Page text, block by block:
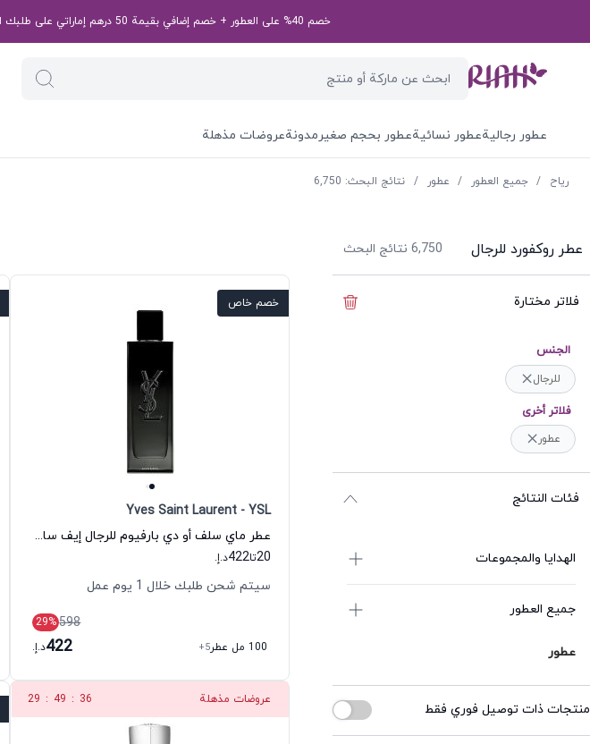
خصم 40% على العطور + خصم إضافي بقيمة 50 درهم إماراتي على طلبك الأول! رمز الخصم الخاص بك: first50aed
عطور رجاليةعطور نسائيةعطور بحجم صغيرمدونةعروضات مذهلة
ریاح / جميع العطور / عطور / نتائج البحث: 6,750
عطر روكفورد للرجال 6,750 نتائج البحث
فلاتر مختارة
الجنس
للرجال
فلاتر أخرى
عطور
فئات النتائج
الهدايا والمجموعات
جميع العطور
عطور
منتجات ذات توصيل فوري فقط
خصم خاص
Yves Saint Laurent - YSL
عطر ماي سلف أو دي بارفيوم للرجال إيف سان لوران
20تا422د.إ.
سيتم شحن طلبك خلال 1 يوم عمل
598
29%
100 مل عطر
+5
422د.إ.
عروضات مذهلة 35
:
49
:
29